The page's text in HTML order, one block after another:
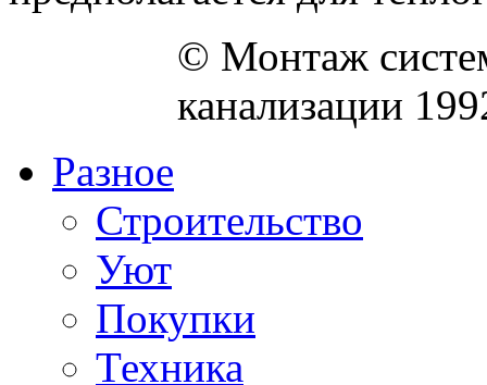
© Монтаж
канализации
Разное
Строительство
Уют
Покупки
Техника